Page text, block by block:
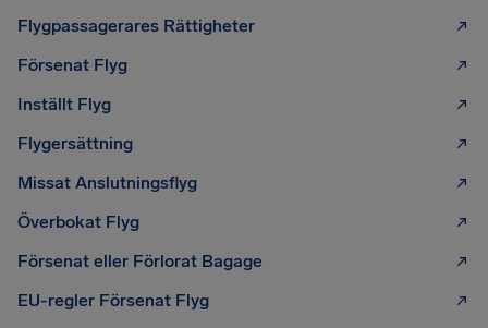
Flygpassagerares Rättigheter
Försenat Flyg
Inställt Flyg
Flygersättning
Missat Anslutningsflyg
Överbokat Flyg
Försenat eller Förlorat Bagage
EU-regler Försenat Flyg